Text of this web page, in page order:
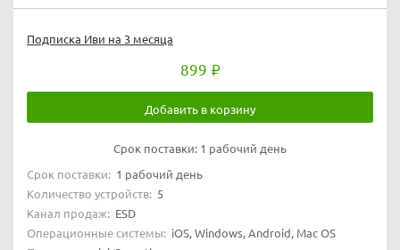
Подписка Иви на 3 месяца
899
Добавить в корзину
Срок поставки: 1 рабочий день
Срок поставки: 1 рабочий день
Количество устройств: 5
Канал продаж: ESD
Операционные системы: iOS, Windows, Android, Mac OS